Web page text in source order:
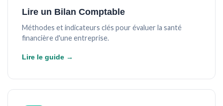
Lire un Bilan Comptable
Méthodes et indicateurs clés pour évaluer la santé
financière d'une entreprise.
Lire le guide →